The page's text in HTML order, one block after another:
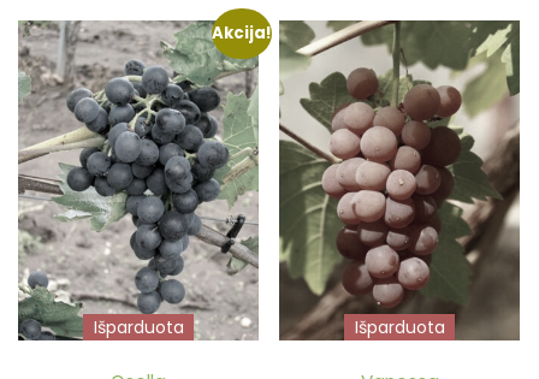
Akcija!
Išparduota Išparduota